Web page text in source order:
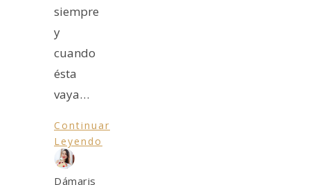
siempre
y
cuando
ésta
vaya…
Continuar
Leyendo
Dámaris